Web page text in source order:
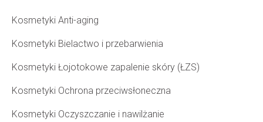
Kosmetyki Anti-aging
Kosmetyki Bielactwo i przebarwienia
Kosmetyki Łojotokowe zapalenie skóry (ŁZS)
Kosmetyki Ochrona przeciwsłoneczna
Kosmetyki Oczyszczanie i nawilżanie